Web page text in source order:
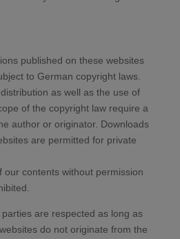
published on these websites
to German copyright laws.
as well as the use of
of the copyright law require a
author or originator. Downloads
are permitted for private
our contents without permission
are respected as long as
do not originate from the